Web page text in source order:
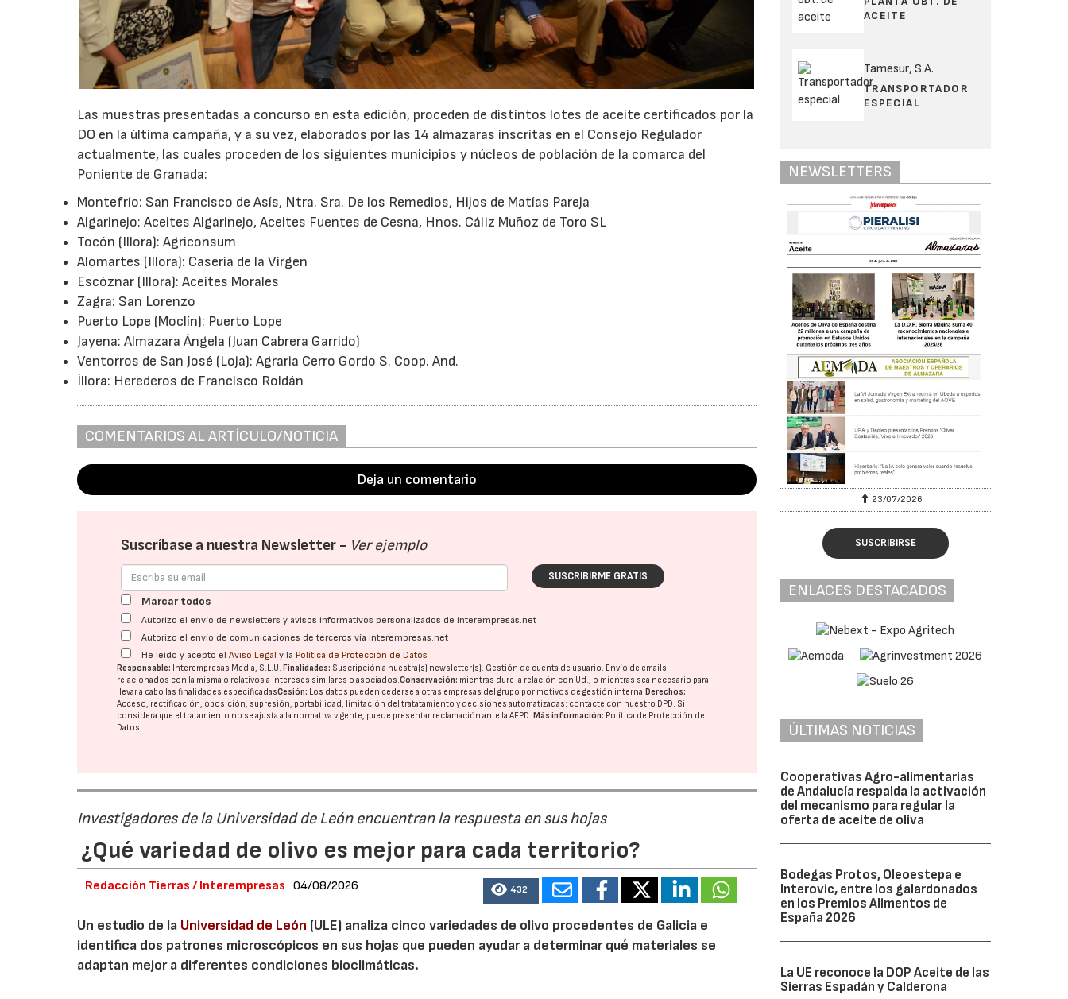
Las muestras presentadas a concurso en esta edición, proceden de distintos lotes de aceite certificados por la
DO en la última campaña, y a su vez, elaborados por las 14 almazaras inscritas en el Consejo Regulador
actualmente, las cuales proceden de los siguientes municipios y núcleos de población de la comarca del
Poniente de Granada:
Montefrío: San Francisco de Asís, Ntra. Sra. De los Remedios, Hijos de Matías Pareja
Algarinejo: Aceites Algarinejo, Aceites Fuentes de Cesna, Hnos. Cáliz Muñoz de Toro SL
Tocón (Illora): Agriconsum
Alomartes (Illora): Casería de la Virgen
Escóznar (Illora): Aceites Morales
Zagra: San Lorenzo
Puerto Lope (Moclín): Puerto Lope
Jayena: Almazara Ángela (Juan Cabrera Garrido)
Ventorros de San José (Loja): Agraria Cerro Gordo S. Coop. And.
Íllora: Herederos de Francisco Roldán
COMENTARIOS AL ARTÍCULO/NOTICIA
Deja un comentario
Suscríbase a nuestra Newsletter - Ver ejemplo
SUSCRIBIRME GRATIS
Marcar todos
Autorizo el envío de newsletters y avisos informativos personalizados de interempresas.net
Autorizo el envío de comunicaciones de terceros vía interempresas.net
He leído y acepto elAviso Legal y la Política de Protección de Datos
Responsable: Interempresas Media, S.L.U.Finalidades: Suscripción a nuestra(s) newsletter(s). Gestión de cuenta de usuario. Envío de emails
relacionados con la misma o relativos a intereses similares o asociados.Conservación: mientras dure la relación con Ud., o mientras sea necesario para
llevar a cabo las finalidades especificadasCesión: Los datos pueden cederse a otras empresas del grupo por motivos de gestión interna.Derechos:
Acceso, rectificación, oposición, supresión, portabilidad, limitación del tratatamiento y decisiones automatizadas: contacte con nuestro DPD. Si
considera que el tratamiento no se ajusta a la normativa vigente, puede presentar reclamación ante laAEPD.Más información: Política de Protección de
Datos
Investigadores de la Universidad de León encuentran la respuesta en sus hojas
¿Qué variedad de olivo es mejor para cada territorio?
Redacción Tierras / Interempresas 04/08/2026 432
Un estudio de la Universidad de León (ULE) analiza cinco variedades de olivo procedentes de Galicia e
identifica dos patrones microscópicos en sus hojas que pueden ayudar a determinar qué materiales se
adaptan mejor a diferentes condiciones bioclimáticas.
ACEITE
Tamesur, S.A.
TRANSPORTADOR
ESPECIAL
NEWSLETTERS
23/07/2026
SUSCRIBIRSE
ENLACES DESTACADOS
ÚLTIMAS NOTICIAS
Cooperativas Agro-alimentarias
de Andalucía respalda la activación
del mecanismo para regular la
oferta de aceite de oliva
Bodegas Protos, Oleoestepa e
Interovic, entre los galardonados
en los Premios Alimentos de
España 2026
La UE reconoce la DOP Aceite de las
Sierras Espadán y Calderona